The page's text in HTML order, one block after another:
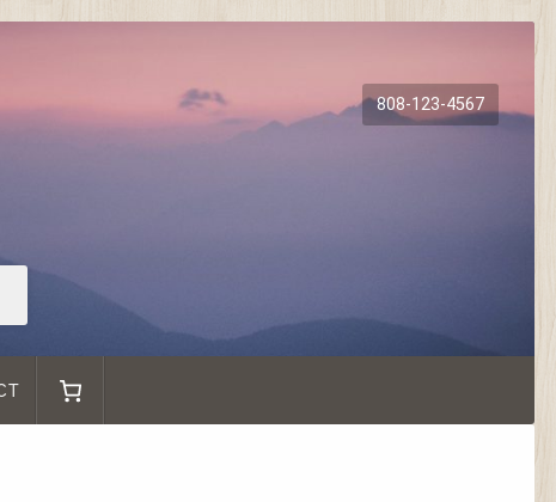
808-123-4567